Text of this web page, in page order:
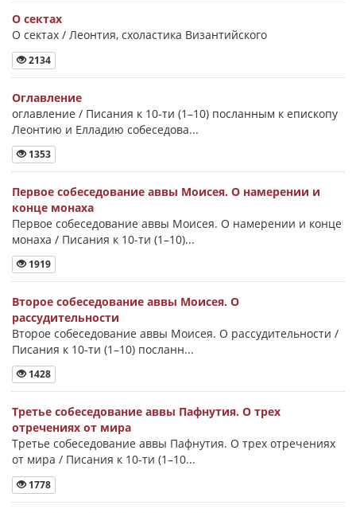
О сектах
О сектах / Леонтия, схоластика Византийского
2134
Оглавление
оглавление / Писания к 10-ти (1–10) посланным к епископу
Леонтию и Елладию собеседова...
1353
Первое собеседование аввы Моисея. О намерении и
конце монаха
Первое собеседование аввы Моисея. О намерении и конце
монаха / Писания к 10-ти (1–10)...
1919
Второе собеседование аввы Моисея. О
рассудительности
Второе собеседование аввы Моисея. О рассудительности /
Писания к 10-ти (1–10) посланн...
1428
Третье собеседование аввы Пафнутия. О трех
отречениях от мира
Третье собеседование аввы Пафнутия. О трех отречениях
от мира / Писания к 10-ти (1–10...
1778